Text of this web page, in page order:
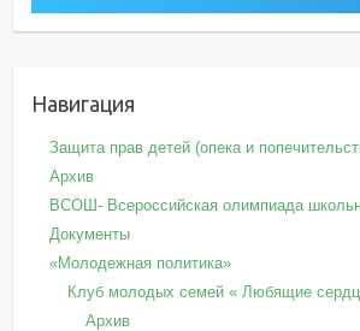
Навигация
Защита прав детей (опека и
Архив
ВСОШ- Всероссийская олимпиада
Документы
«Молодежная политика»
Клуб молодых семей « Любящие
Архив